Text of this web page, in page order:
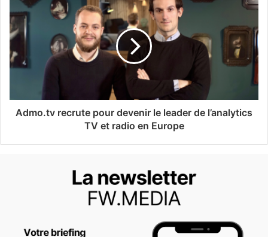
Admo.tv recrute pour devenir le leader de l’analytics
TV et radio en Europe